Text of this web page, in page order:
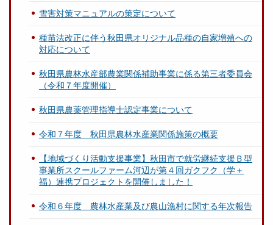
雪害対策マニュアルの策定について
種苗法改正に伴う秋田県オリジナル品種の自家増殖への
対応について
秋田県農林水産部農業関係補助事業に係る第三者委員会
（令和７年度開催）
秋田県農薬管理指導士認定事業について
令和７年度 秋田県農林水産業関係施策の概要
【地域づくり活動支援事業】秋田市で就労継続支援Ｂ型
事業所スクールファーム河辺が第４回ガクフク（学＋
福）連携プロジェクトを開催しました！
令和６年度 農林水産業及び農山漁村に関する年次報告